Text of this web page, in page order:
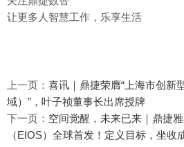
让更多人智慧工作，乐享生活
上一页： 喜讯｜鼎捷荣膺“上海市创新
域）”，叶子祯董事长出席授牌
下一页： 空间觉醒，未来已来｜鼎捷
（EIOS）全球首发！定义目标，坐收